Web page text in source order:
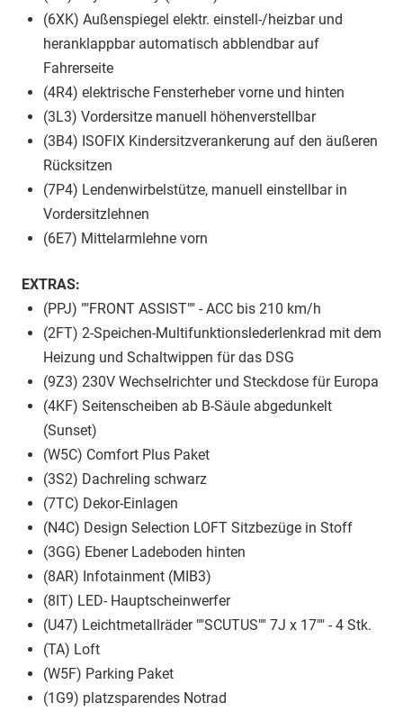
(6XK) Außenspiegel elektr. einstell-/heizbar und
heranklappbar automatisch abblendbar auf
Fahrerseite
(4R4) elektrische Fensterheber vorne und hinten
(3L3) Vordersitze manuell höhenverstellbar
(3B4) ISOFIX Kindersitzverankerung auf den äußeren
Rücksitzen
(7P4) Lendenwirbelstütze, manuell einstellbar in
Vordersitzlehnen
(6E7) Mittelarmlehne vorn
EXTRAS:
(PPJ) ""FRONT ASSIST"" - ACC bis 210 km/h
(2FT) 2-Speichen-Multifunktionslederlenkrad mit dem
Heizung und Schaltwippen für das DSG
(9Z3) 230V Wechselrichter und Steckdose für Europa
(4KF) Seitenscheiben ab B-Säule abgedunkelt
(Sunset)
(W5C) Comfort Plus Paket
(3S2) Dachreling schwarz
(7TC) Dekor-Einlagen
(N4C) Design Selection LOFT Sitzbezüge in Stoff
(3GG) Ebener Ladeboden hinten
(8AR) Infotainment (MIB3)
(8IT) LED- Hauptscheinwerfer
(U47) Leichtmetallräder ""SCUTUS"" 7J x 17"" - 4 Stk.
(TA) Loft
(W5F) Parking Paket
(1G9) platzsparendes Notrad